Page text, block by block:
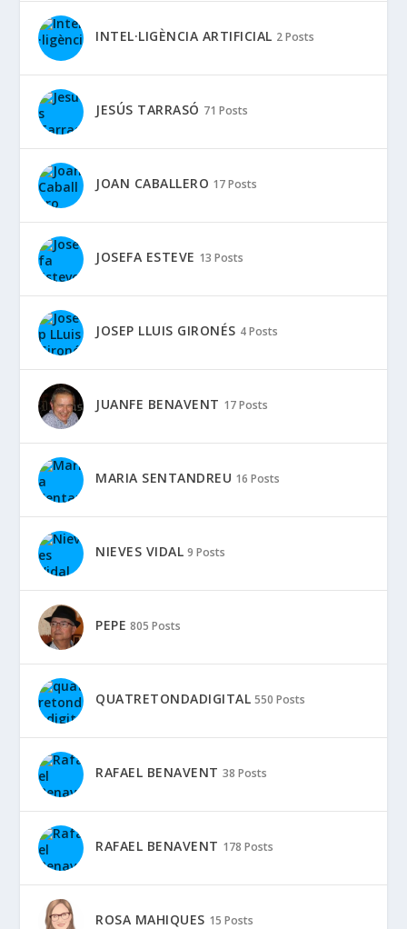
INTEL·LIGÈNCIA ARTIFICIAL 2 Posts
JESÚS TARRASÓ 71 Posts
JOAN CABALLERO 17 Posts
JOSEFA ESTEVE 13 Posts
JOSEP LLUIS GIRONÉS 4 Posts
JUANFE BENAVENT 17 Posts
MARIA SENTANDREU 16 Posts
NIEVES VIDAL 9 Posts
PEPE 805 Posts
QUATRETONDADIGITAL 550 Posts
RAFAEL BENAVENT 38 Posts
RAFAEL BENAVENT 178 Posts
ROSA MAHIQUES 15 Posts